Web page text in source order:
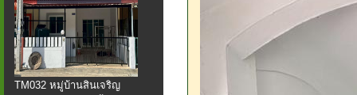
TM032 หมู่บ้านสินเจริญ